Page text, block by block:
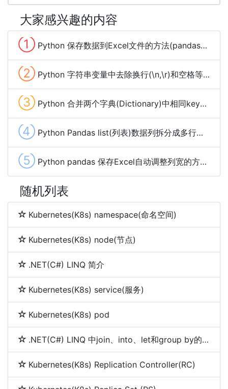
大家感兴趣的内容
① Python 保存数据到Excel文件的方法(pandas、xlwt、openpyxl、xlsxwriter)
② Python 字符串变量中去除换行(\n,\r)和空格等特殊字符的方法
③ Python 合并两个字典(Dictionary)中相同key的value的方法及示例代码
④ Python Pandas list(列表)数据列拆分成多行的方法
⑤ Python pandas 保存Excel自动调整列宽的方法及示例代码
随机列表
Kubernetes(K8s) namespace(命名空间)
Kubernetes(K8s) node(节点)
.NET(C#) LINQ 简介
Kubernetes(K8s) service(服务)
Kubernetes(K8s) pod
.NET(C#) LINQ 中join、into、let和group by的使用
Kubernetes(K8s) Replication Controller(RC)